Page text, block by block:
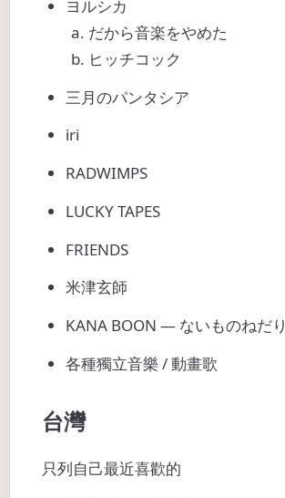
ヨルシカ
だから音楽をやめた
ヒッチコック
三月のパンタシア
iri
RADWIMPS
LUCKY TAPES
FRIENDS
米津玄師
KANA BOON — ないものねだり
各種獨立音樂 / 動畫歌
台灣
只列自己最近喜歡的